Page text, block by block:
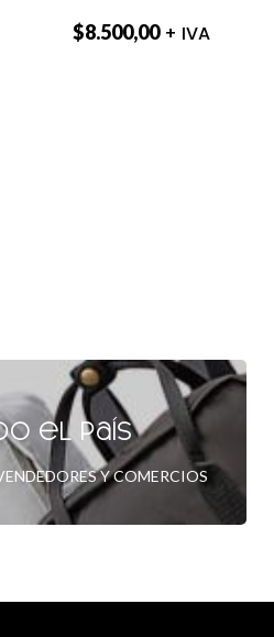
$8.500,00 + IVA
el país
Y COMERCIOS